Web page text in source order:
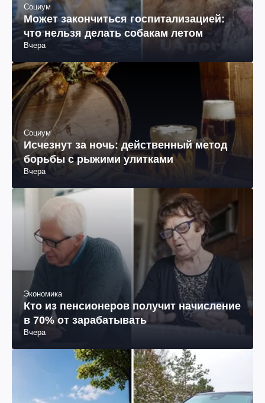
Социум
Может закончиться госпитализацией:
что нельзя делать собакам летом
Вчера
Социум
Исчезнут за ночь: действенный метод
борьбы с рыжими улитками
Вчера
Экономика
Кто из пенсионеров получит начисление
в 70% от зарабатывать
Вчера